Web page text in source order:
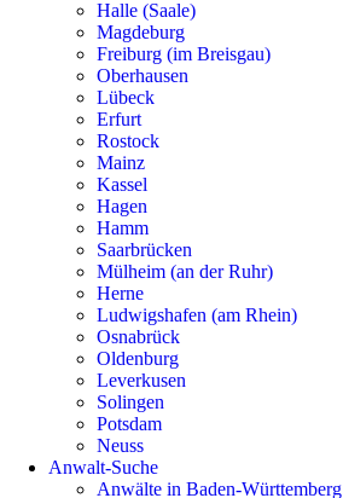
Halle (Saale)
Magdeburg
Freiburg (im Breisgau)
Oberhausen
Lübeck
Erfurt
Rostock
Mainz
Kassel
Hagen
Hamm
Saarbrücken
Mülheim (an der Ruhr)
Herne
Ludwigshafen (am Rhein)
Osnabrück
Oldenburg
Leverkusen
Solingen
Potsdam
Neuss
Anwalt-Suche
Anwälte in Baden-Württemberg